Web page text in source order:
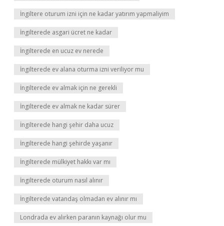
İngiltere oturum izni için ne kadar yatırım yapmaliyim
İngilterede asgari ücret ne kadar
İngilterede en ucuz ev nerede
İngilterede ev alana oturma izni veriliyor mu
İngilterede ev almak için ne gerekli
İngilterede ev almak ne kadar sürer
İngilterede hangi şehir daha ucuz
İngilterede hangi şehirde yaşanır
İngilterede mülkiyet hakkı var mı
İngilterede oturum nasıl alınır
İngilterede vatandaş olmadan ev alınır mı
Londrada ev alırken paranın kaynağı olur mu